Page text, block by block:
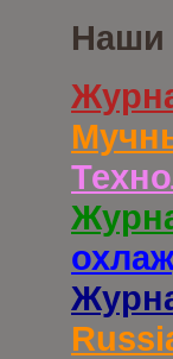
Наши